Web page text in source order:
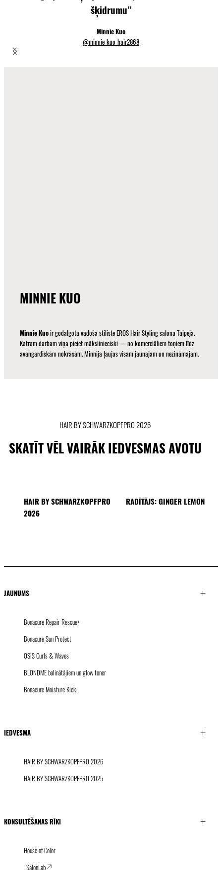
šķidrumu”
Minnie Kuo
@minnie_kuo_hair2868
MINNIE KUO
Minnie Kuoir godalgota vadošā stiliste EROS Hair Styling salonā Taipejā.
Katram darbam viņa pieiet mākslinieciski — no komerciāliem toņiem līdz
avangardiskām nokrāsām. Minnija ļaujas visam jaunajam un nezināmajam.
HAIR BY SCHWARZKOPFPRO 2026
SKATĪT VĒL VAIRĀK IEDVESMAS AVOTU
HAIR BY SCHWARZKOPFPRO
2026
RADĪTĀJS: GINGER LEMON
TUSH
JAUNUMS
Bonacure Repair Rescue+
Bonacure Sun Protect
OSiS Curls & Waves
BLONDME balinātājiem un glow toner
Bonacure Moisture Kick
IEDVESMA
HAIR BY SCHWARZKOPFPRO 2026
HAIR BY SCHWARZKOPFPRO 2025
KONSULTĒŠANAS RĪKI
House of Color
SalonLab